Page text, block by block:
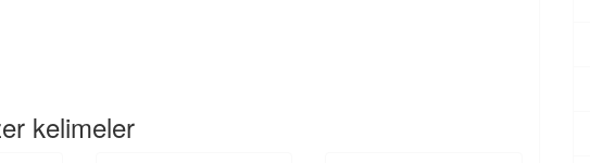
kelimeler